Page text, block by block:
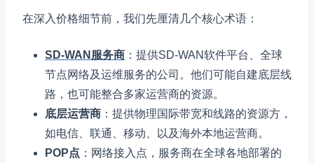
在深入价格细节前，我们先厘清几个核心术语：
SD-WAN服务商 ：提供SD-WAN软件平台、全球
节点网络及运维服务的公司。他们可能自建底层线
路，也可能整合多家运营商的资源。
底层运营商 ：提供物理国际带宽和线路的资源方，
如电信、联通、移动、以及海外本地运营商。
POP点 ：网络接入点，服务商在全球各地部署的